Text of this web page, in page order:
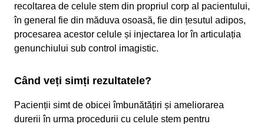
recoltarea de celule stem din propriul corp al pacientului,
în general fie din măduva osoasă, fie din țesutul adipos,
procesarea acestor celule și injectarea lor în articulația
genunchiului sub control imagistic.
Când veți simți rezultatele?
Pacienții simt de obicei îmbunătățiri și ameliorarea
durerii în urma procedurii cu celule stem pentru